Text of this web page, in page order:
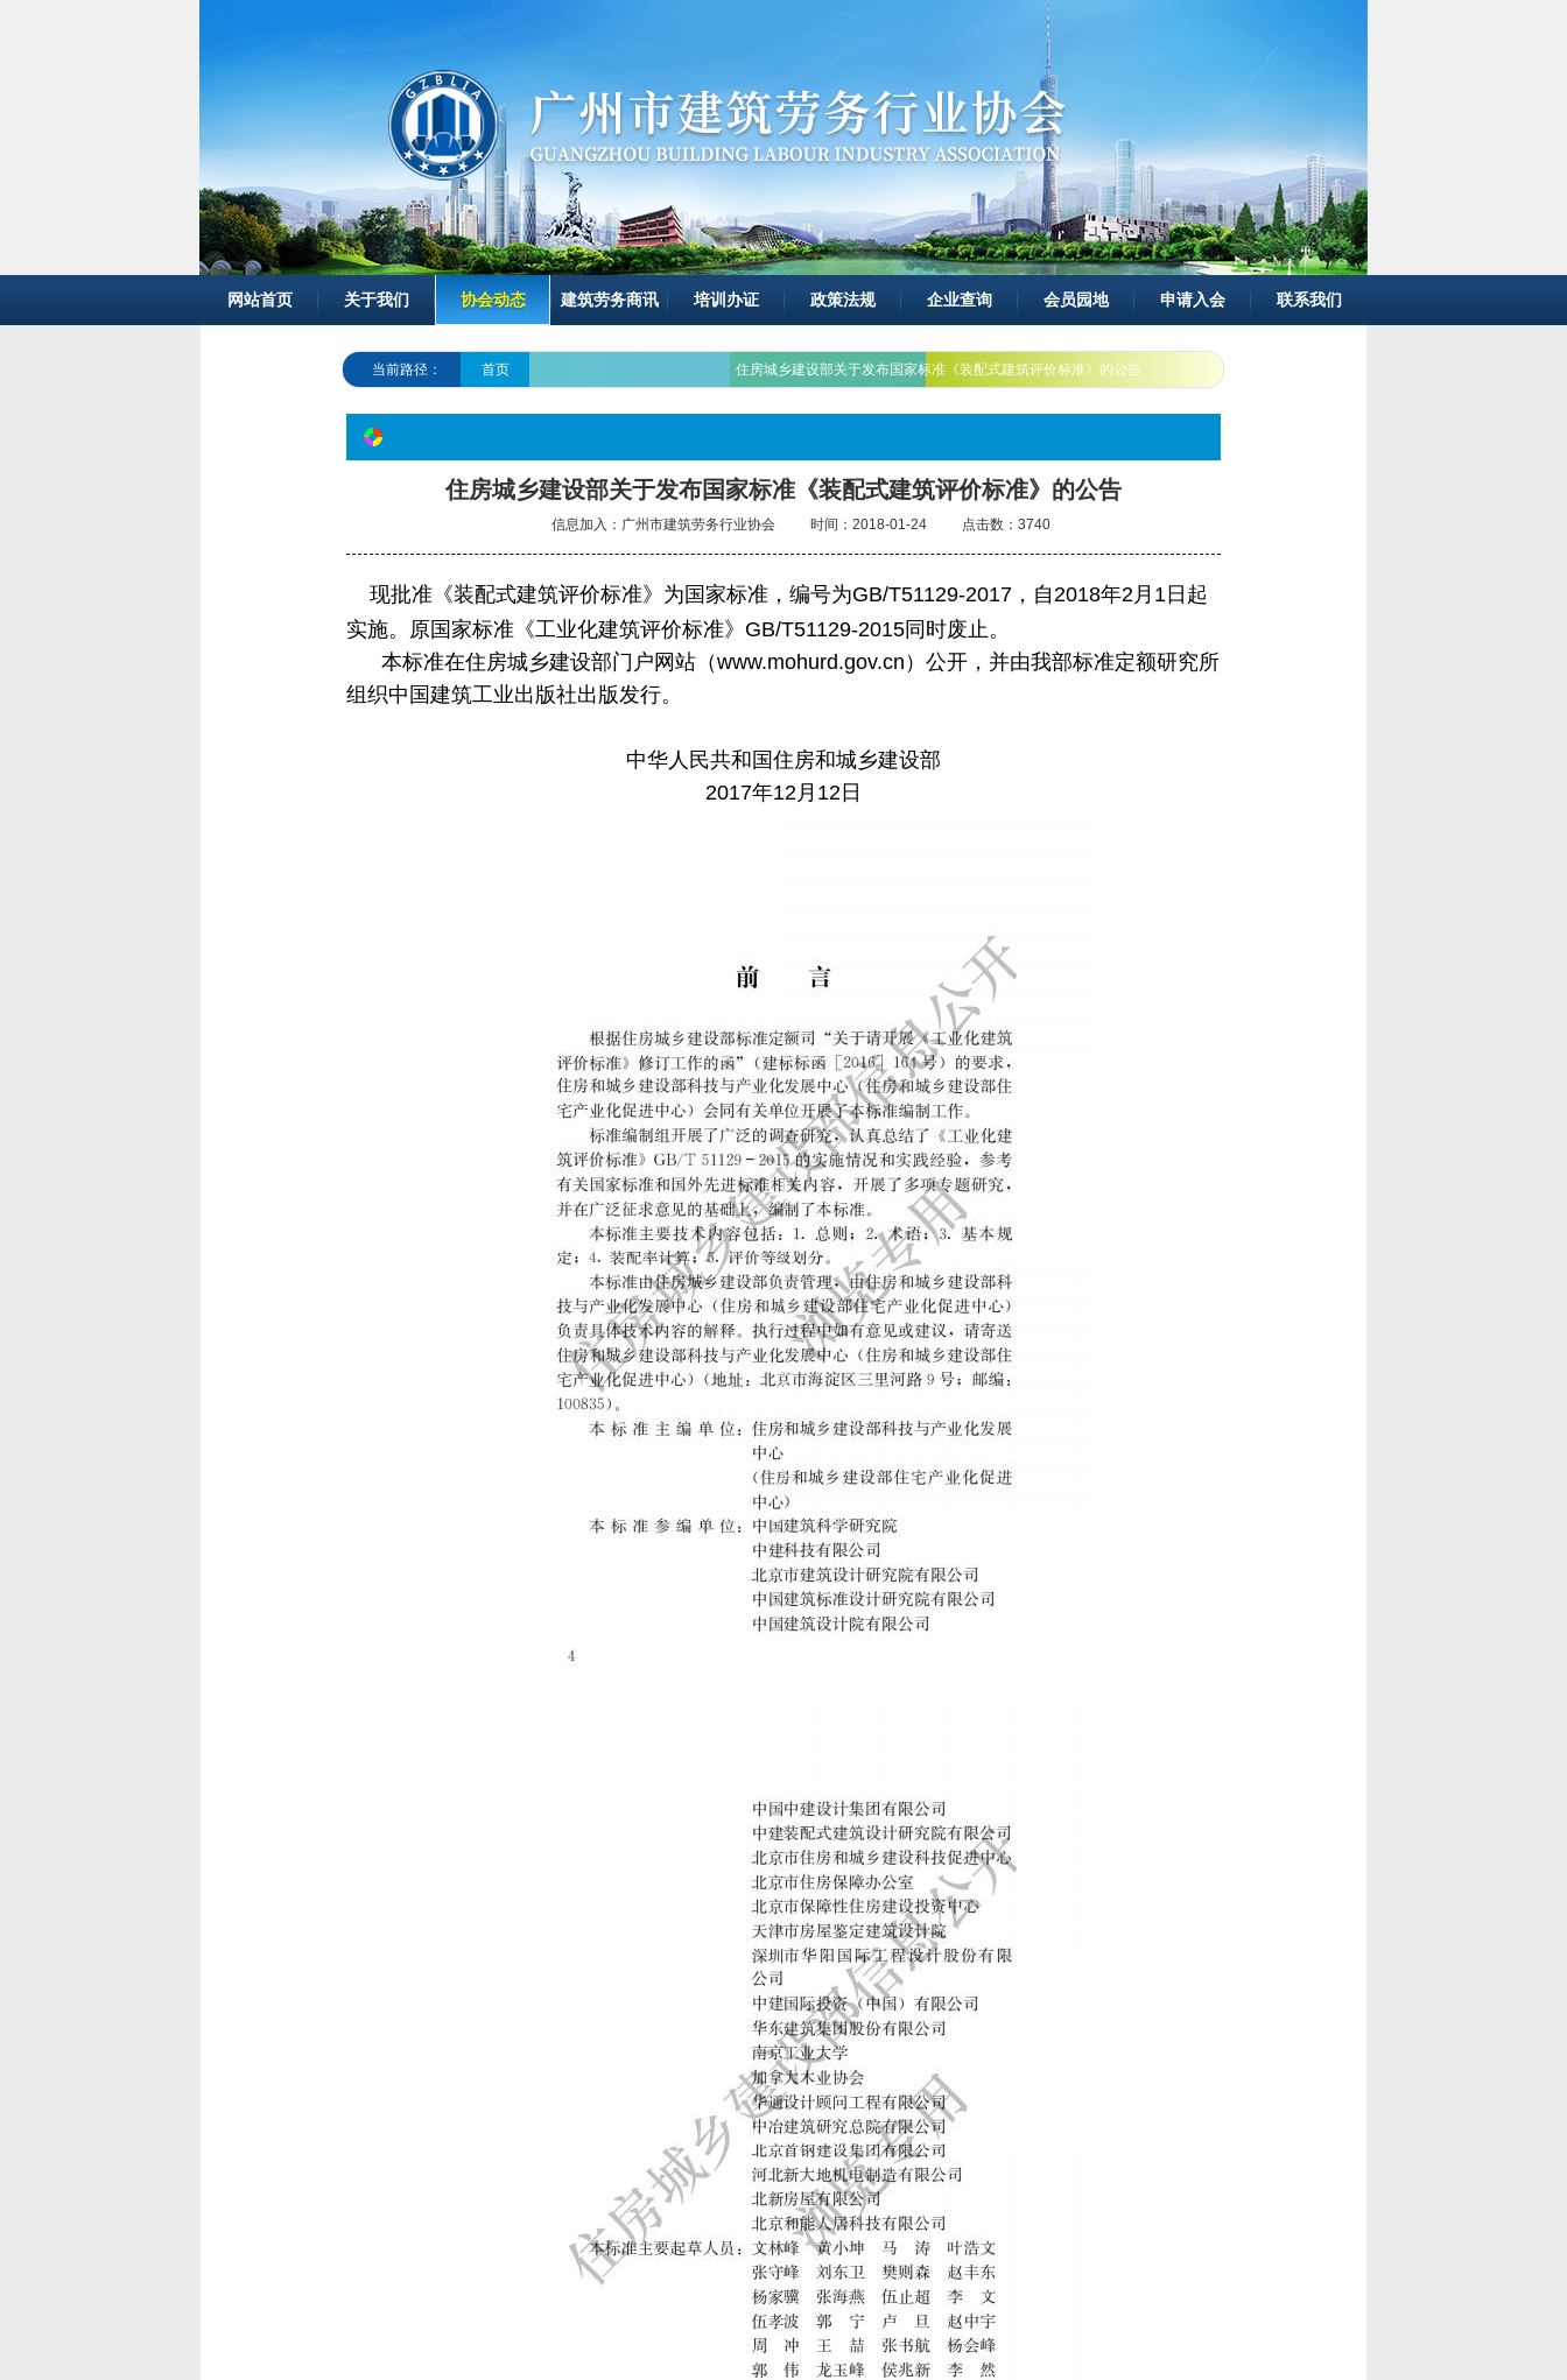
网站首页 关于我们 协会动态 建筑劳务商讯 培训办证 政策法规 企业查询 会员园地 申请入会 联系我们
当前路径： 首页 住房城乡建设部关于发布国家标准《装配式建筑评价标准》的公告
住房城乡建设部关于发布国家标准《装配式建筑评价标准》的公告
信息加入：广州市建筑劳务行业协会 时间：2018-01-24 点击数：3740
现批准《装配式建筑评价标准》为国家标准，编号为GB/T51129-2017，自2018年2月1日起
实施。原国家标准《工业化建筑评价标准》GB/T51129-2015同时废止。
本标准在住房城乡建设部门户网站（www.mohurd.gov.cn）公开，并由我部标准定额研究所
组织中国建筑工业出版社出版发行。
中华人民共和国住房和城乡建设部
2017年12月12日